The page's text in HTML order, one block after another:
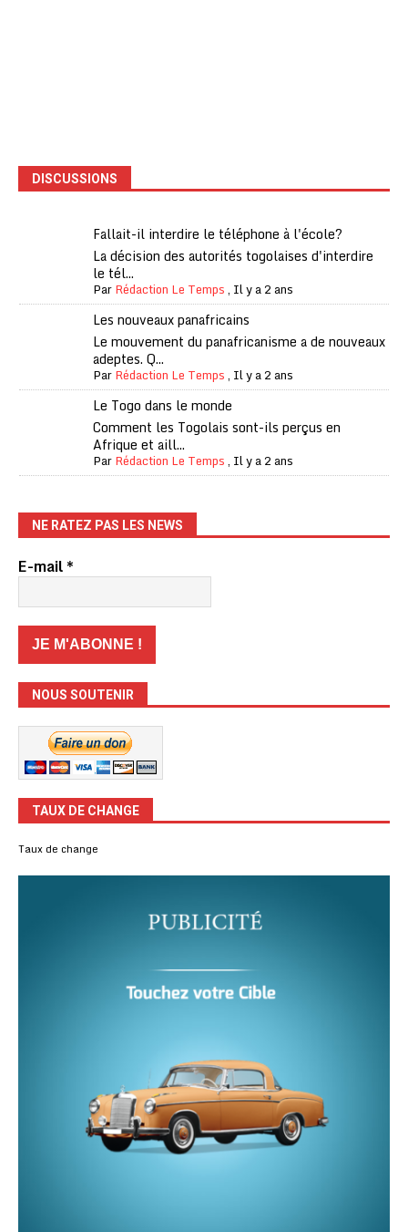
DISCUSSIONS
Fallait-il interdire le téléphone à l'école?
La décision des autorités togolaises d'interdire
le tél...
ParRédaction Le Temps, Il y a 2 ans
Les nouveaux panafricains
Le mouvement du panafricanisme a de nouveaux
adeptes. Q...
ParRédaction Le Temps, Il y a 2 ans
Le Togo dans le monde
Comment les Togolais sont-ils perçus en
Afrique et aill...
ParRédaction Le Temps, Il y a 2 ans
NE RATEZ PAS LES NEWS
E-mail*
NOUS SOUTENIR
TAUX DE CHANGE
Taux de change